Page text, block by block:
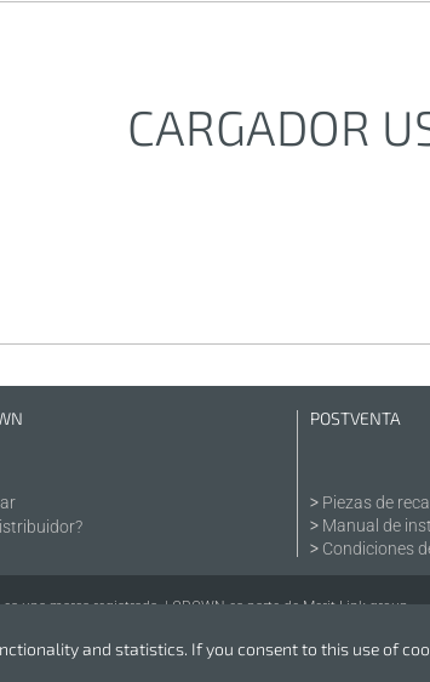
CARGADOR
POSTVENTA
Piezas de
Manual de
Condiciones
una marca registrada. | CROWN es parte de Merit Link group.
and statistics. If you consent to this use of